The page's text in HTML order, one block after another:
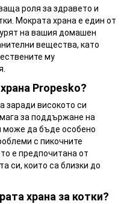
роля за здравето и
Мократа храна е един от
на вашия домашен
вещества, като
му
Propesko?
заради високото си
за поддържане на
може да бъде особено
с пикочните
е предпочитана от
си, които са близки до
храна за котки?